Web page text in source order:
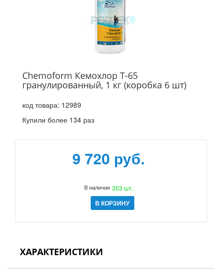
Chemoform Кемохлор Т-65
гранулированный, 1 кг (коробка 6 шт)
код товара: 12989
Купили более 134 раз
9 720 руб.
В наличии 353 шт.
В КОРЗИНУ
ХАРАКТЕРИСТИКИ